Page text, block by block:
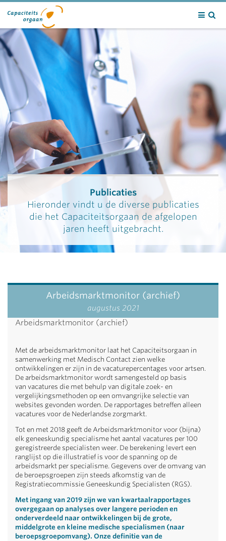
Publicaties
Hieronder vindt u de diverse publicaties
die het Capaciteitsorgaan de afgelopen
jaren heeft uitgebracht.
Arbeidsmarktmonitor (archief)
augustus 2021
Arbeidsmarktmonitor (archief)
Met de arbeidsmarktmonitor laat het Capaciteitsorgaan in
samenwerking met Medisch Contact zien welke
ontwikkelingen er zijn in de vacaturepercentages voor artsen.
De arbeidsmarktmonitor wordt samengesteld op basis
van vacatures die met behulp van digitale zoek- en
vergelijkingsmethoden op een omvangrijke selectie van
websites gevonden worden. De rapportages betreffen alleen
vacatures voor de Nederlandse zorgmarkt.
Tot en met 2018 geeft de Arbeidsmarktmonitor voor (bijna)
elk geneeskundig specialisme het aantal vacatures per 100
geregistreerde specialisten weer. De berekening levert een
ranglijst op die illustratief is voor de spanning op de
arbeidsmarkt per specialisme. Gegevens over de omvang van
de beroepsgroepen zijn steeds afkomstig van de
Registratiecommissie Geneeskundig Specialisten (RGS).
Met ingang van 2019 zijn we van kwartaalrapportages
overgegaan op analyses over langere perioden en
onderverdeeld naar ontwikkelingen bij de grote,
middelgrote en kleine medische specialismen (naar
beroepsgroepomvang). Onze definitie van de